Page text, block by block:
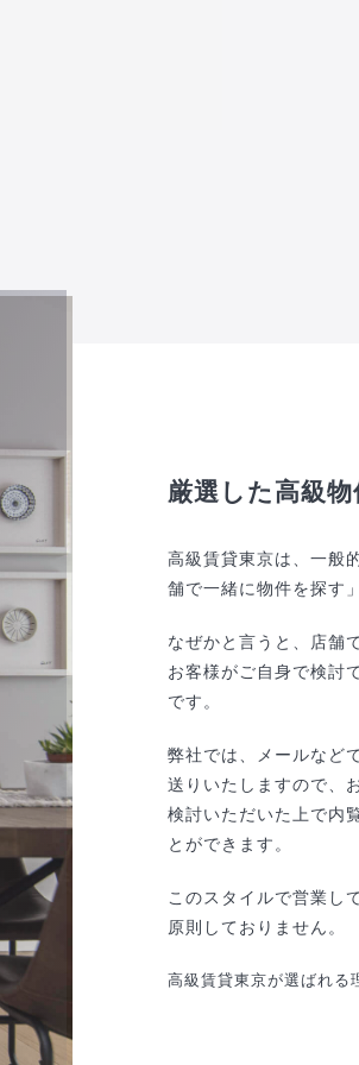
厳選した高級
高級賃貸東京は、一般
舗で一緒に物件を探す
なぜかと言うと、店舗
お客様がご自身で検討
です。
弊社では、メールなど
送りいたしますので、
検討いただいた上で内
とができます。
このスタイルで営業し
原則しておりません。
高級賃貸東京が選ばれる